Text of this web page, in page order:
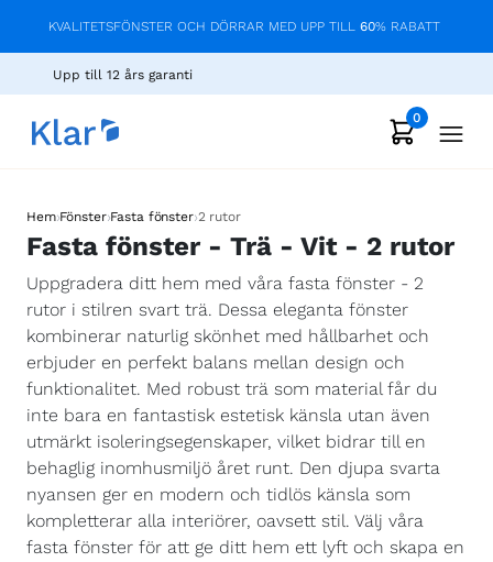
KVALITETSFÖNSTER OCH DÖRRAR MED UPP TILL 60% RABATT
Upp till 12 års garanti
0
Hem›Fönster›Fasta fönster›2 rutor
Fasta fönster - Trä - Vit - 2 rutor
Uppgradera ditt hem med våra fasta fönster - 2
rutor i stilren svart trä. Dessa eleganta fönster
kombinerar naturlig skönhet med hållbarhet och
erbjuder en perfekt balans mellan design och
funktionalitet. Med robust trä som material får du
inte bara en fantastisk estetisk känsla utan även
utmärkt isoleringsegenskaper, vilket bidrar till en
behaglig inomhusmiljö året runt. Den djupa svarta
nyansen ger en modern och tidlös känsla som
kompletterar alla interiörer, oavsett stil. Välj våra
fasta fönster för att ge ditt hem ett lyft och skapa en